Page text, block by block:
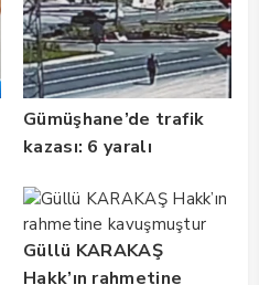
Gümüşhane’de trafik
kazası: 6 yaralı
Güllü KARAKAŞ
Hakk’ın rahmetine